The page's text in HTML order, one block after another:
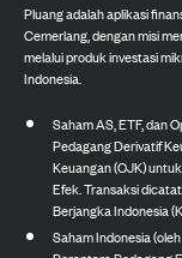
Pluang adalah aplikasi
Cemerlang, dengan misi
melalui produk investasi
Indonesia.
Saham AS, ETF, dan
Pedagang Derivatif
Keuangan (OJK)
Efek. Transaksi
Berjangka Indonesia
Saham Indonesia